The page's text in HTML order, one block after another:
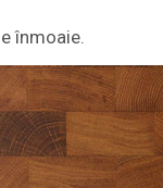
înmoaie.